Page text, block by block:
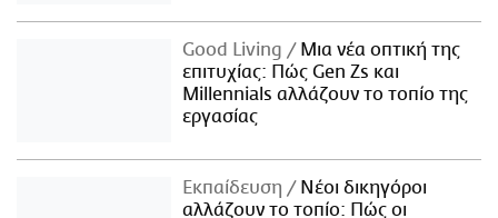
Good Living
Μια νέα οπτική της
επιτυχίας: Πώς Gen Zs και
Millennials αλλάζουν το τοπίο της
εργασίας
Εκπαίδευση
Νέοι δικηγόροι
αλλάζουν το τοπίο: Πώς οι